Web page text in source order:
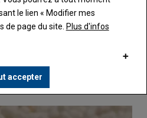
calme malgré le recul
azotés reste modérée durant
le lien « Modifier mes
de page du site. Plus d'infos
accepter